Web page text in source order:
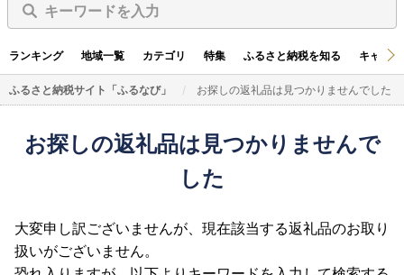
キーワードを入力
ランキング 地域一覧 カテゴリ 特集 ふるさと納税を知る キャン
ふるさと納税サイト「ふるなび」 お探しの返礼品は見つかりませんでした
お探しの返礼品は見つかりませんで
した
大変申し訳ございませんが、現在該当する返礼品のお取り
扱いがございません。